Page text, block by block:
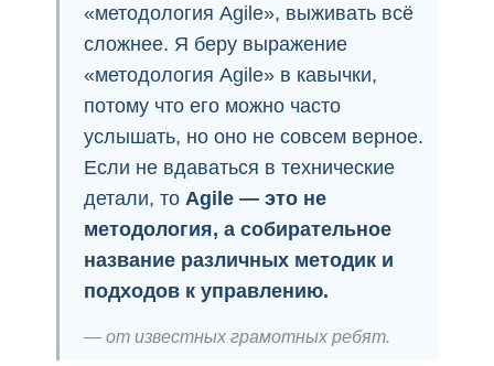
«методология Agile», выживать всё
сложнее. Я беру выражение
«методология Agile» в кавычки,
потому что его можно часто
услышать, но оно не совсем верное.
Если не вдаваться в технические
детали, то Agile — это не
методология, а собирательное
название различных методик и
подходов к управлению.
от известных грамотных ребят.